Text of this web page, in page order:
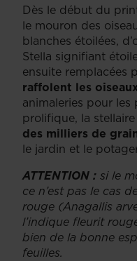
Dès le début du
le mouron des
blanches étoilées,
Stella signifiant
ensuite remplacées
raffolent les
animaleries pour les
prolifique, la
des milliers de
le jardin et le
ATTENTION : si le
ce n’est pas le cas
rouge (Anagallis
l’indique fleurit
bien de la bonne
feuilles.